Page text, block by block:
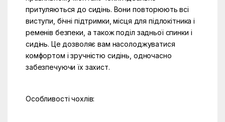
притуляються до сидінь. Вони повторюють всі
виступи, бічні підтримки, місця для підлокітника і
ременів безпеки, а також поділ задньої спинки і
сидінь. Це дозволяє вам насолоджуватися
комфортом і зручністю сидінь, одночасно
забезпечуючи їх захист.
Особливості чохлів: